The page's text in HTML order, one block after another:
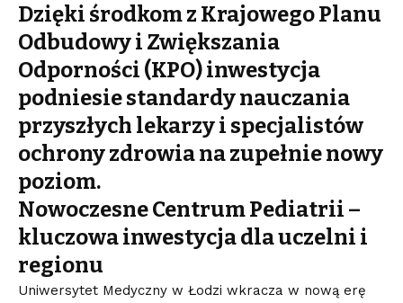
Dzięki środkom z Krajowego Planu
Odbudowy i Zwiększania
Odporności (KPO) inwestycja
podniesie standardy nauczania
przyszłych lekarzy i specjalistów
ochrony zdrowia na zupełnie nowy
poziom.
Nowoczesne Centrum Pediatrii –
kluczowa inwestycja dla uczelni i
regionu
Uniwersytet Medyczny w Łodzi wkracza w nową erę